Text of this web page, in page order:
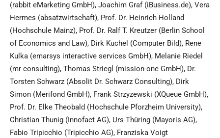
(rabbit eMarketing GmbH), Joachim Graf (iBusiness.de), Vera
Hermes (absatzwirtschaft), Prof. Dr. Heinrich Holland
(Hochschule Mainz), Prof. Dr. Ralf T. Kreutzer (Berlin School
of Economics and Law), Dirk Kuchel (Computer Bild), Rene
Kulka (emarsys interactive services GmbH), Melanie Riedel
(mr consulting), Thomas Striegl (mission-one GmbH), Dr.
Torsten Schwarz (Absolit Dr. Schwarz Consulting), Dirk
Simon (Merifond GmbH), Frank Strzyzewski (XQueue GmbH),
Prof. Dr. Elke Theobald (Hochschule Pforzheim University),
Christian Thunig (Innofact AG), Urs Thüring (Mayoris AG),
Fabio Tripicchio (Tripicchio AG), Franziska Voigt